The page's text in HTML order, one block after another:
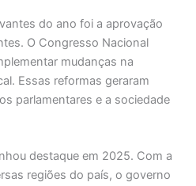
do ano foi a aprovação
O Congresso Nacional
mudanças na
Essas reformas geraram
parlamentares e a sociedade
destaque em 2025. Com a
regiões do país, o governo